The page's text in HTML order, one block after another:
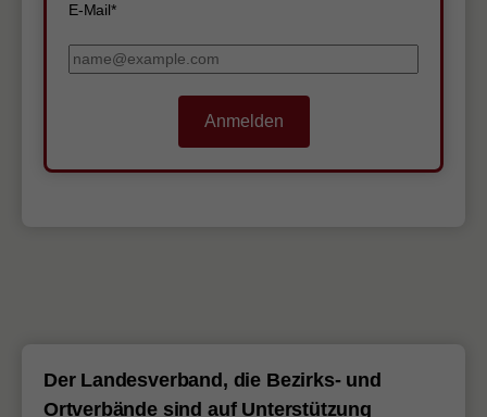
E-Mail*
Anmelden
Der Landesverband, die Bezirks- und
Ortverbände sind auf Unterstützung